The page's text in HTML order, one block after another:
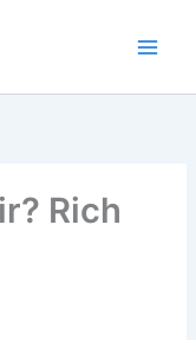
Rich